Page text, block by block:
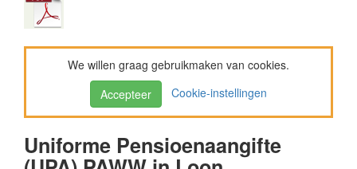
We willen graag gebruikmaken van cookies.
Accepteer
Cookie-instellingen
Uniforme Pensioenaangifte